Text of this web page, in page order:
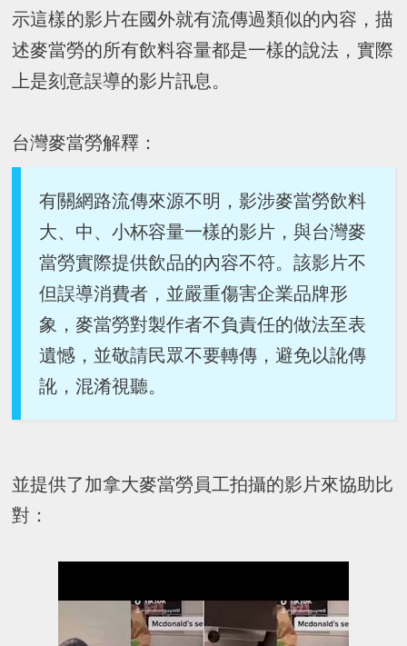
示這樣的影片在國外就有流傳過類似的內容，描
述麥當勞的所有飲料容量都是一樣的說法，實際
上是刻意誤導的影片訊息。
台灣麥當勞解釋：
有關網路流傳來源不明，影涉麥當勞飲料
大、中、小杯容量一樣的影片，與台灣麥
當勞實際提供飲品的內容不符。該影片不
但誤導消費者，並嚴重傷害企業品牌形
象，麥當勞對製作者不負責任的做法至表
遺憾，並敬請民眾不要轉傳，避免以訛傳
訛，混淆視聽。
並提供了加拿大麥當勞員工拍攝的影片來協助比
對：